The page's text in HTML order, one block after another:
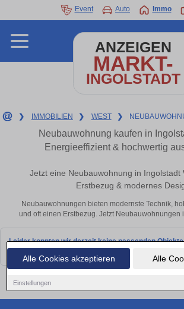
Alle Cookies akzeptieren Alle
Einstellungen
Event Auto Immo
ANZEIGEN
MARKT-
INGOLSTADT
❯ IMMOBILIEN ❯ WEST ❯
Neubauwohnung kaufen in
Energieeffizient & hochwertig
Jetzt eine Neubauwohnung in Ingolstadt
Erstbezug & modernes
Neubauwohnungen bieten modernste Technik,
und oft einen Erstbezug. Jetzt Neubauwohnungen
Leider konnten wir derzeit keine passenden